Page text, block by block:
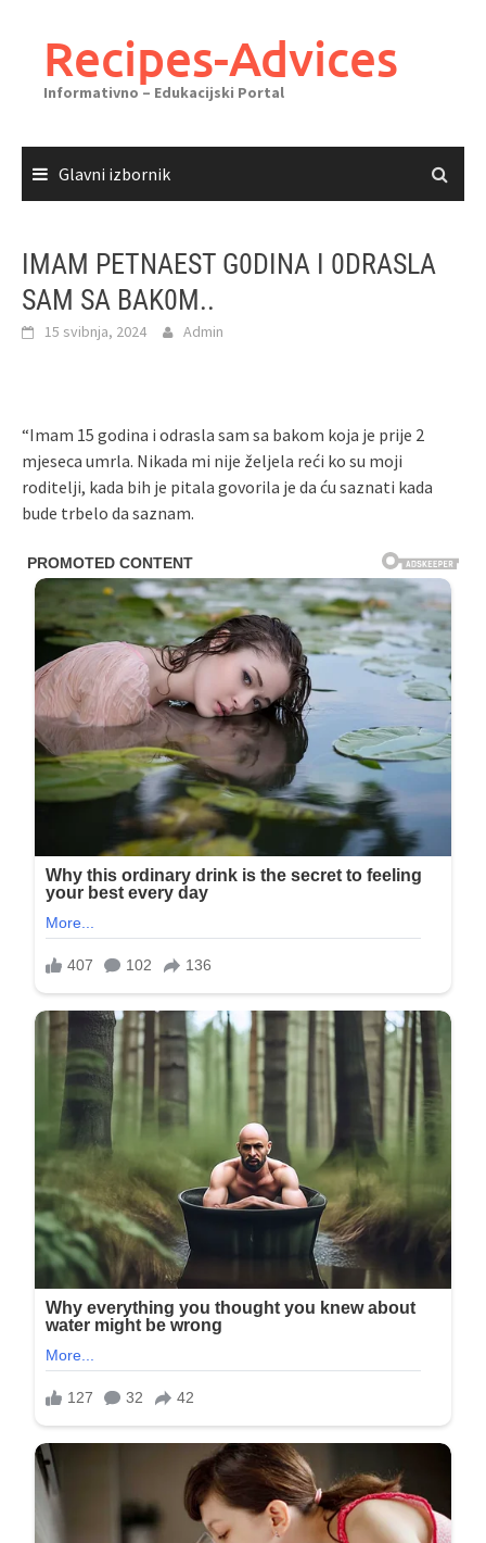
sadržajaRecipes-Advices
Informativno – Edukacijski Portal
Glavni izbornik
IMAM PETNAEST G0DINA I 0DRASLA
SAM SA BAK0M..
15 svibnja, 2024 Admin
“Imam 15 godina i odrasla sam sa bakom koja je prije 2
mjeseca umrla. Nikada mi nije željela reći ko su moji
roditelji, kada bih je pitala govorila je da ću saznati kada
bude trbelo da saznam.